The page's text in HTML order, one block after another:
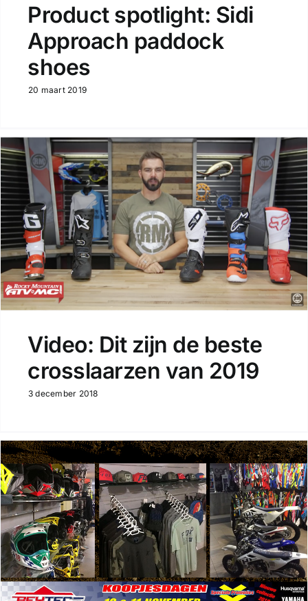
Product spotlight: Sidi
Approach paddock
shoes
20 maart 2019
Video: Dit zijn de beste
crosslaarzen van 2019
3 december 2018